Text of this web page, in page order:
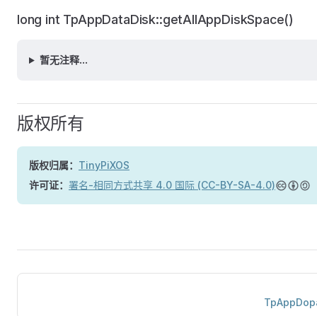
long int TpAppDataDisk::getAllAppDiskSpace()
暂无注释...
版权所有
版权归属： TinyPiXOS
许可证： 署名-相同方式共享 4.0 国际 (CC-BY-SA-4.0)